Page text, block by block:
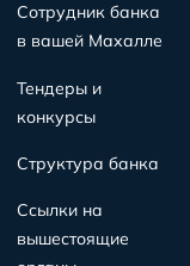
Сотрудник банка
в вашей Махалле
Тендеры и
конкурсы
Структура банка
Ссылки на
вышестоящие